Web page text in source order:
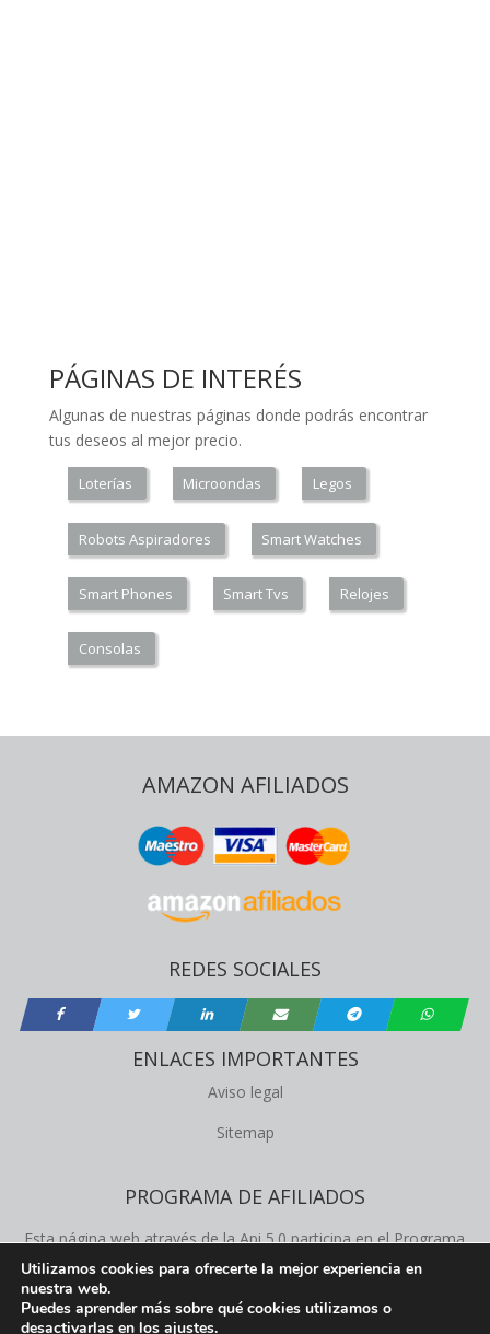
PÁGINAS DE INTERÉS
Algunas de nuestras páginas donde podrás encontrar
tus deseos al mejor precio.
Loterías Microondas Legos
Robots Aspiradores Smart Watches
Smart Phones Smart Tvs Relojes
Consolas
AMAZON AFILIADOS
REDES SOCIALES
ENLACES IMPORTANTES
Aviso legal
Sitemap
PROGRAMA DE AFILIADOS
Esta página web através de la Api 5.0 participa en el Programa
de Afiliados de Amazon Product Advertising, este programa
permite a los propietários de la web obtener comisiones de
productos que ofrecemos en esta página web.
Utilizamos cookies para ofrecerte la mejor experiencia en
nuestra web.
Puedes aprender más sobre qué cookies utilizamos o
desactivarlas en los ajustes.